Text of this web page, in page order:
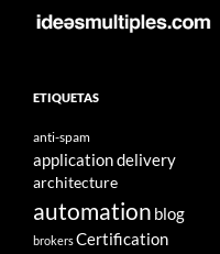
ETIQUETAS
anti-spam
application delivery
architecture
automation blog
brokersCertification